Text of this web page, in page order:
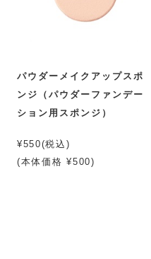
パウダーメイクアップスポ
ンジ（パウダーファンデー
ション用スポンジ）
¥550(税込)
(本体価格 ¥500)